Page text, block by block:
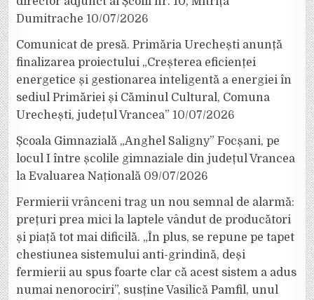
Dumitrache 10/07/2026
Comunicat de presă. Primăria Urechești anunță
finalizarea proiectului „Creșterea eficienței
energetice și gestionarea inteligentă a energiei în
sediul Primăriei și Căminul Cultural, Comuna
Urechești, județul Vrancea” 10/07/2026
Școala Gimnazială „Anghel Saligny” Focșani, pe
locul I între școlile gimnaziale din județul Vrancea
la Evaluarea Națională 09/07/2026
Fermierii vrânceni trag un nou semnal de alarmă:
prețuri prea mici la laptele vândut de producători
și piață tot mai dificilă. „În plus, se repune pe tapet
chestiunea sistemului anti-grindină, deși
fermierii au spus foarte clar că acest sistem a adus
numai nenorociri”, susține Vasilică Pamfil, unul